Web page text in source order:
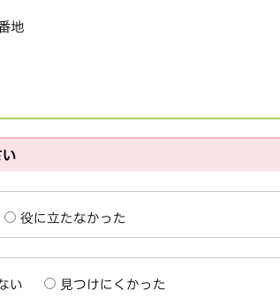
地
い
役に立たなかった
い 見つけにくかった